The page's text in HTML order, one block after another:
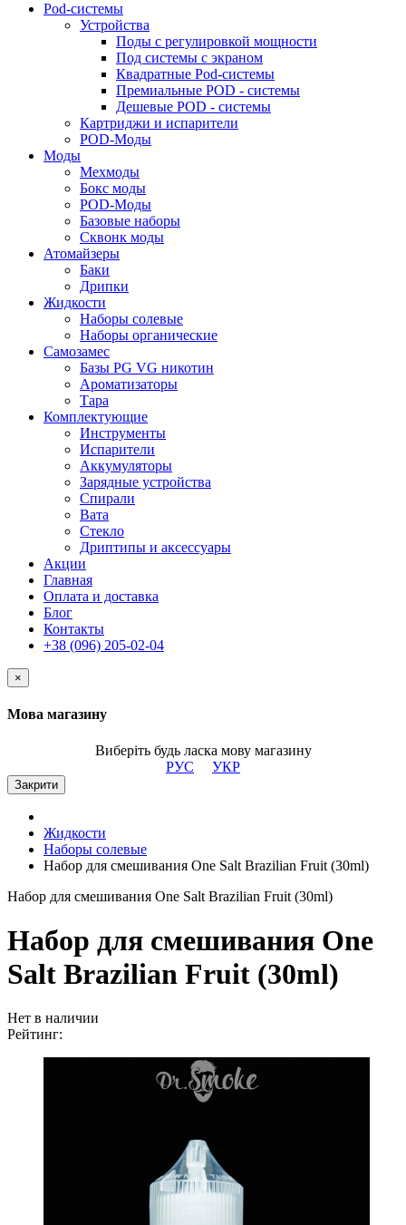
Pod-системы
Устройства
Поды с регулировкой мощности
Под системы с экраном
Квадратные Pod-системы
Премиальные POD - системы
Дешевые POD - системы
Картриджи и испарители
POD-Моды
Моды
Мехмоды
Бокс моды
POD-Моды
Базовые наборы
Сквонк моды
Атомайзеры
Баки
Дрипки
Жидкости
Наборы солевые
Наборы органические
Самозамес
Базы PG VG никотин
Ароматизаторы
Тара
Комплектующие
Инструменты
Испарители
Аккумуляторы
Зарядные устройства
Спирали
Вата
Стекло
Дриптипы и аксессуары
Акции
Главная
Оплата и доставка
Блог
Контакты
+38 (096) 205-02-04
×
Мова магазину
Виберіть будь ласка мову магазину
РУС
УКР
Закрити
Жидкости
Наборы солевые
Набор для смешивания One Salt Brazilian Fruit (30ml)
Набор для смешивания One Salt Brazilian Fruit (30ml)
Набор для смешивания One
Salt Brazilian Fruit (30ml)
Нет в наличии
Рейтинг: